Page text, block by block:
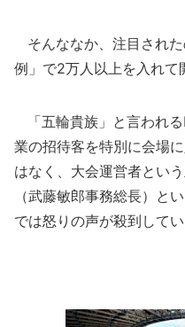
そんななか、注目され
例」で2万人以上を入れて
「五輪貴族」と言われ
業の招待客を特別に会場
はなく、大会運営者とい
（武藤敏郎事務総長）と
では怒りの声が殺到してい